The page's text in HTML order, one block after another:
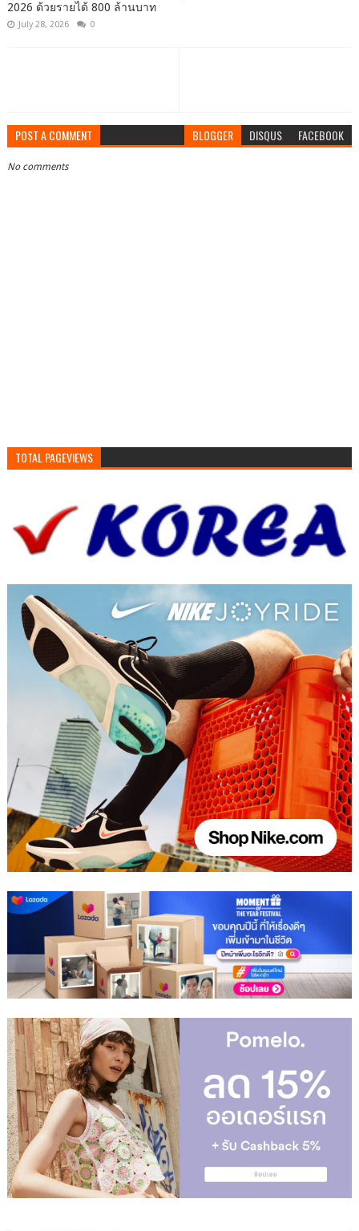
2026 ด้วยรายได้ 800 ล้านบาท
July 28, 2026 0
POST A COMMENT BLOGGER DISQUS FACEBOOK
No comments
TOTAL PAGEVIEWS